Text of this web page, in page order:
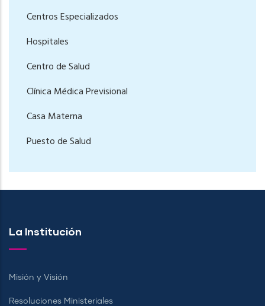
Centros Especializados
Hospitales
Centro de Salud
Clínica Médica Previsional
Casa Materna
Puesto de Salud
La Institución
Misión y Visión
Resoluciones Ministeriales